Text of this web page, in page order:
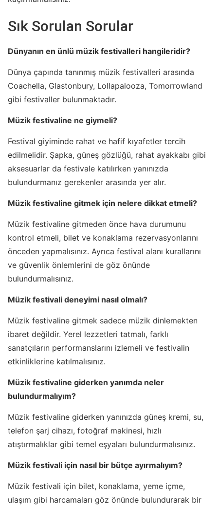
Sık Sorulan Sorular
Dünyanın en ünlü müzik festivalleri hangileridir?
Dünya çapında tanınmış müzik festivalleri arasında
Coachella, Glastonbury, Lollapalooza, Tomorrowland
gibi festivaller bulunmaktadır.
Müzik festivaline ne giymeli?
Festival giyiminde rahat ve hafif kıyafetler tercih
edilmelidir. Şapka, güneş gözlüğü, rahat ayakkabı gibi
aksesuarlar da festivale katılırken yanınızda
bulundurmanız gerekenler arasında yer alır.
Müzik festivaline gitmek için nelere dikkat etmeli?
Müzik festivaline gitmeden önce hava durumunu
kontrol etmeli, bilet ve konaklama rezervasyonlarını
önceden yapmalısınız. Ayrıca festival alanı kurallarını
ve güvenlik önlemlerini de göz önünde
bulundurmalısınız.
Müzik festivali deneyimi nasıl olmalı?
Müzik festivaline gitmek sadece müzik dinlemekten
ibaret değildir. Yerel lezzetleri tatmalı, farklı
sanatçıların performanslarını izlemeli ve festivalin
etkinliklerine katılmalısınız.
Müzik festivaline giderken yanımda neler
bulundurmalıyım?
Müzik festivaline giderken yanınızda güneş kremi, su,
telefon şarj cihazı, fotoğraf makinesi, hızlı
atıştırmalıklar gibi temel eşyaları bulundurmalısınız.
Müzik festivali için nasıl bir bütçe ayırmalıyım?
Müzik festivali için bilet, konaklama, yeme içme,
ulaşım gibi harcamaları göz önünde bulundurarak bir